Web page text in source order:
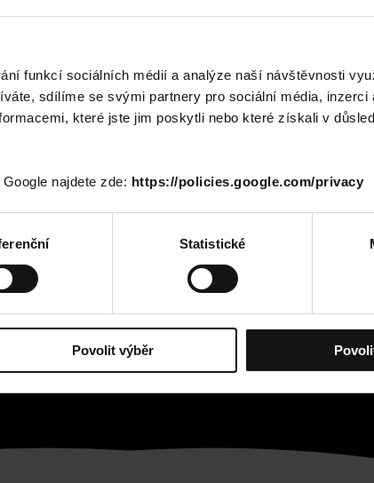
funkcí sociálních médií a analýze naší návštěvnosti
sdílíme se svými partnery pro sociální média, inzerci
které jste jim poskytli nebo které získali v
najdete zde: https://policies.google.com/privacy
Statistické
Povolit výběr